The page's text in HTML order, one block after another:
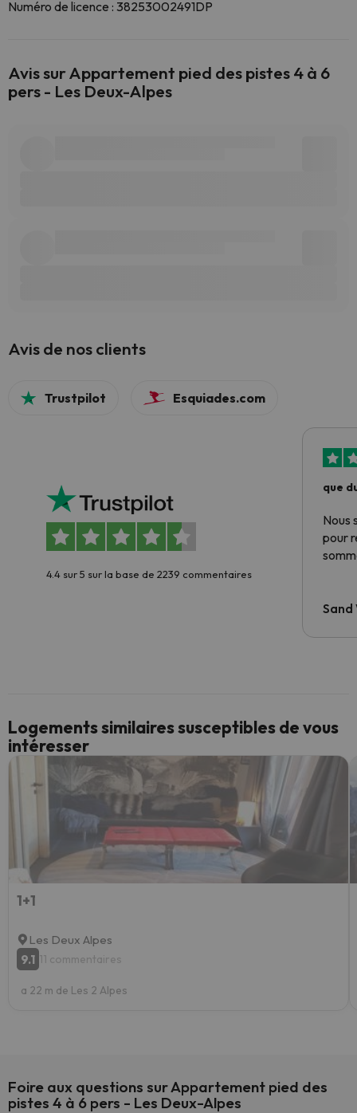
Numéro de licence : 38253002491DP
Avis sur Appartement pied des pistes 4 à 6
pers - Les Deux-Alpes
Avis de nos clients
Trustpilot Esquiades.com
4.4 sur 5 sur la base de 2239 commentaires
que
Nous
pour
Sand
Logements similaires susceptibles de vous
intéresser
1+1
Les Deux Alpes
9.1 11 commentaires
a 22 m de Les 2 Alpes
Foire aux questions sur Appartement pied des
pistes 4 à 6 pers - Les Deux-Alpes